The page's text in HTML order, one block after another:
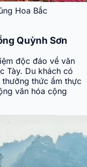
Hoa Bắc
Quỳnh Sơn
độc đáo về văn
Tày. Du khách có
thức ẩm thực
văn hóa cộng